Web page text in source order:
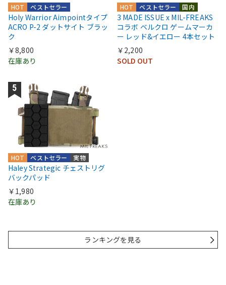
ベストセラー
HOT
Holy Warrior Aimpointタイプ
ACRO P-2 ダットサイト ブラッ
ク
￥8,800
在庫あり
国内
ベストセラー
HOT
3 MADE ISSUE x MIL-FREAKS
コラボ ベルクロ ゲームマーカ
ー レッド&イエロー 4本セット
￥2,200
SOLD OUT
実物
ベストセラー
HOT
Haley Strategic チェストリグ
バックパッド
￥1,980
在庫あり
ランキングを見る